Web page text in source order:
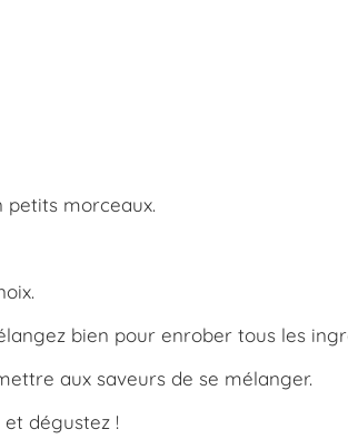
petits morceaux.
bien pour enrober tous les
aux saveurs de se mélanger.
dégustez !